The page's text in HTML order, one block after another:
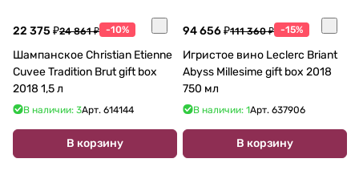
22 375 ₽24 861 ₽ -10%
Шампанское Christian Etienne
Cuvee Tradition Brut gift box
2018 1,5 л
В наличии: 3Арт. 614144
В корзину
94 656 ₽111 360 ₽ -15%
Игристое вино Leclerc Briant
Abyss Millesime gift box 2018
750 мл
В наличии: 1Арт. 637906
В корзину